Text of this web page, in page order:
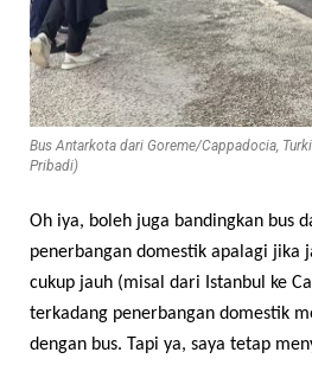
Bus Antarkota dari Goreme/Cappadocia,
Pribadi)
Oh iya, boleh juga bandingkan bus
penerbangan domestik apalagi jika
cukup jauh (misal dari Istanbul ke
terkadang penerbangan domestik
dengan bus. Tapi ya, saya tetap